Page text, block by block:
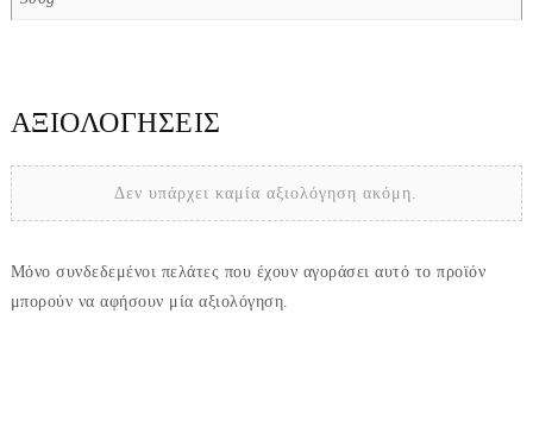
ΑΞΙΟΛΟΓΉΣΕΙΣ
Δεν υπάρχει καμία αξιολόγηση ακόμη.
Μόνο συνδεδεμένοι πελάτες που έχουν αγοράσει αυτό το προϊόν
μπορούν να αφήσουν μία αξιολόγηση.